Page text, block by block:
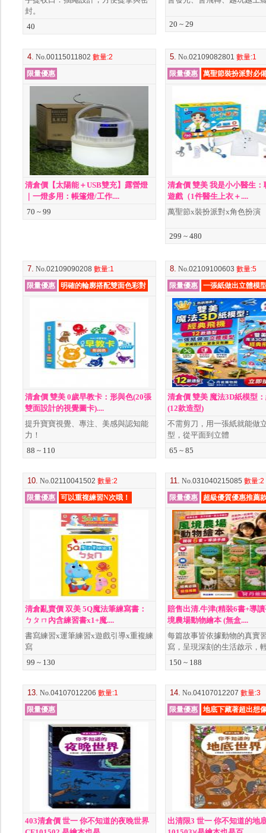
封。
40
20 ~ 29
4. No.00115011802 數量:2
限量優惠
清倉價【太陽能＋USB雙充】露營燈
｜一燈多用：帳篷燈/工作....
70 ~ 99
5. No.02109082801 數量:1
限量優惠
萬聖節裝扮派對必
清倉價 雙美 我是小小醫生：
遊戲（1件醫生上衣＋....
萬聖節x裝扮派對x角色扮演
299 ~ 480
7. No.02109090208 數量:1
限量優惠
明確的輪廓搭配雙面色彩對
清倉價 雙美 0歲早教卡：形與色(20張
雙面設計的視覺圖卡)....
提升寶寶視覺、專注、美感與認知能
力！
88 ~ 110
8. No.02109100603 數量:5
限量優惠
一張紙做出立體模
清倉價 雙美 魔法3D紙模型
(12款造型)
不需剪刀，用一張紙就能做
型，從平面到立體
65 ~ 85
10. No.02110041502 數量:2
限量優惠
可以重複練習N次哦！
清倉亂賣價 双美 5Q魔法筆練寫書：
ㄅㄆㄇ內含練習書x1+魔....
書寫練習x運筆練習x遊戲引導x重複練
寫
99 ~ 130
11. No.031040215085 數量:2
限量優惠
超級優質優惠推薦
賠售出清.牛津(精裝6書+導
境農場動物繪本 (無盒....
每篇故事皆依據動物的真實
寫，呈現深刻的生活啟示，
150 ~ 188
13. No.04107012206 數量:1
限量優惠
403清倉價 世一 你不知道的夜晚世界
14. No.04107012207 數量:3
限量優惠
地底下藏著超出想
出清限3 世一 你不知道的地